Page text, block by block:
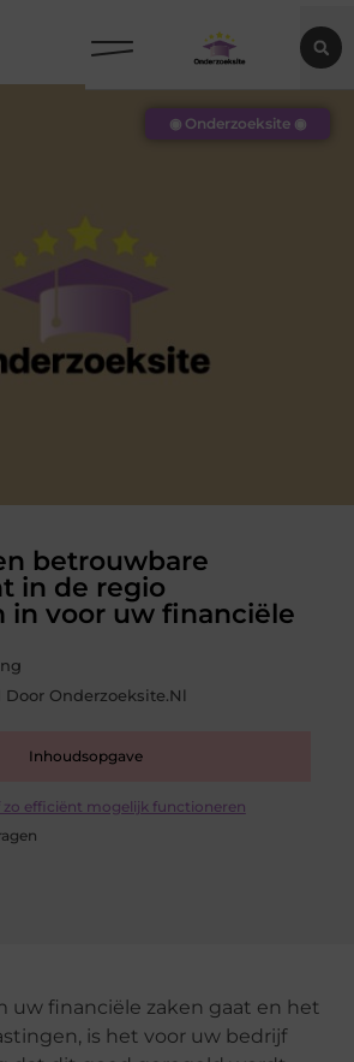
betrouwbare
in de regio
in voor uw financiële
Door Onderzoeksite.nl
Inhoudsopgave
zo efficiënt mogelijk functioneren
◉ Onderzoeksite ◉
uw financiële zaken gaat en het
is het voor uw bedrijf